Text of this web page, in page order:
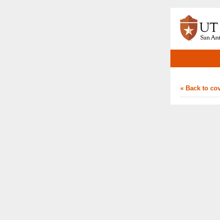
« Back to